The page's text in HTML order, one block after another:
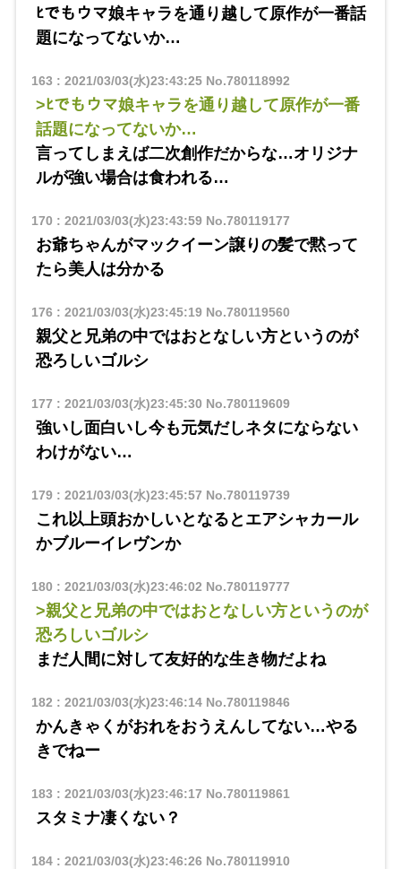
ﾋでもウマ娘キャラを通り越して原作が一番話
題になってないか…
163 : 2021/03/03(水)23:43:25No.780118992
>ﾋでもウマ娘キャラを通り越して原作が一番
話題になってないか…
言ってしまえば二次創作だからな…オリジナ
ルが強い場合は食われる…
170 : 2021/03/03(水)23:43:59No.780119177
お爺ちゃんがマックイーン譲りの髪で黙って
たら美人は分かる
176 : 2021/03/03(水)23:45:19No.780119560
親父と兄弟の中ではおとなしい方というのが
恐ろしいゴルシ
177 : 2021/03/03(水)23:45:30 No.780119609
強いし面白いし今も元気だしネタにならない
わけがない…
179: 2021/03/03(水)23:45:57 No.780119739
これ以上頭おかしいとなるとエアシャカール
かブルーイレヴンか
180 : 2021/03/03(水)23:46:02 No.780119777
>親父と兄弟の中ではおとなしい方というのが
恐ろしいゴルシ
まだ人間に対して友好的な生き物だよね
182 : 2021/03/03(水)23:46:14No.780119846
かんきゃくがおれをおうえんしてない…やる
きでねー
183 : 2021/03/03(水)23:46:17 No.780119861
スタミナ凄くない？
184: 2021/03/03(水)23:46:26 No.780119910